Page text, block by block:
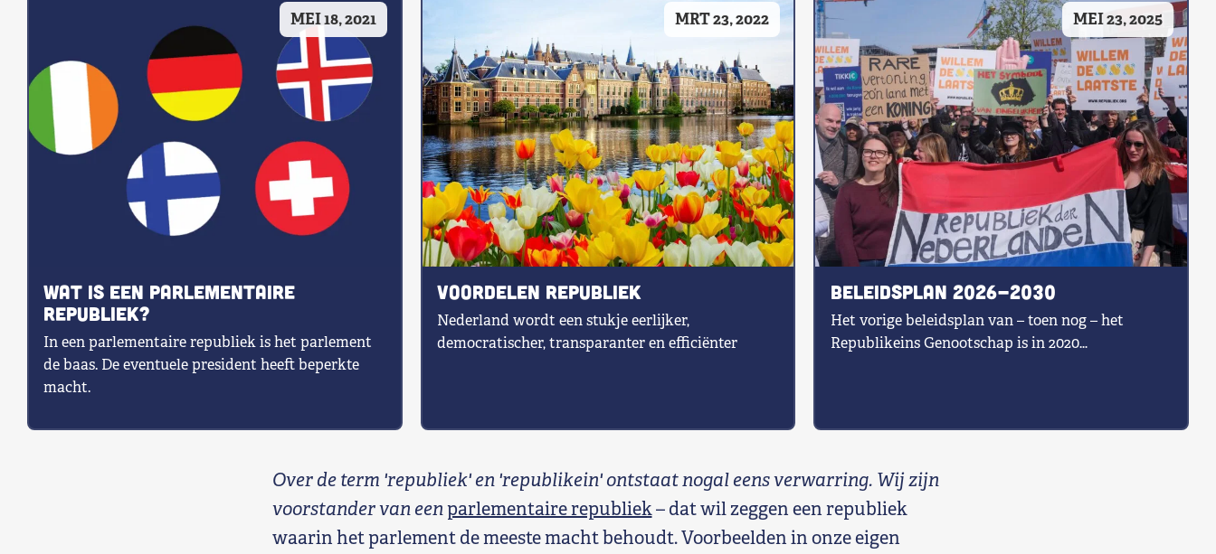
Contact
Voor leden
MEI 18, 2021
Wat is een parlementaire
republiek?
In een parlementaire republiek is het parlement
de baas. De eventuele president heeft beperkte
macht.
MRT 23, 2022
Voordelen republiek
Nederland wordt een stukje eerlijker,
democratischer, transparanter en efficiënter
MEI 23, 2025
Beleidsplan 2026-2030
Het vorige beleidsplan van – toen nog – het
Republikeins Genootschap is in 2020…
Over de term 'republiek' en 'republikein' ontstaat nogal eens verwarring. Wij zijn
voorstander van eenparlementaire republiek– dat wil zeggen een republiek
waarin het parlement de meeste macht behoudt. Voorbeelden in onze eigen